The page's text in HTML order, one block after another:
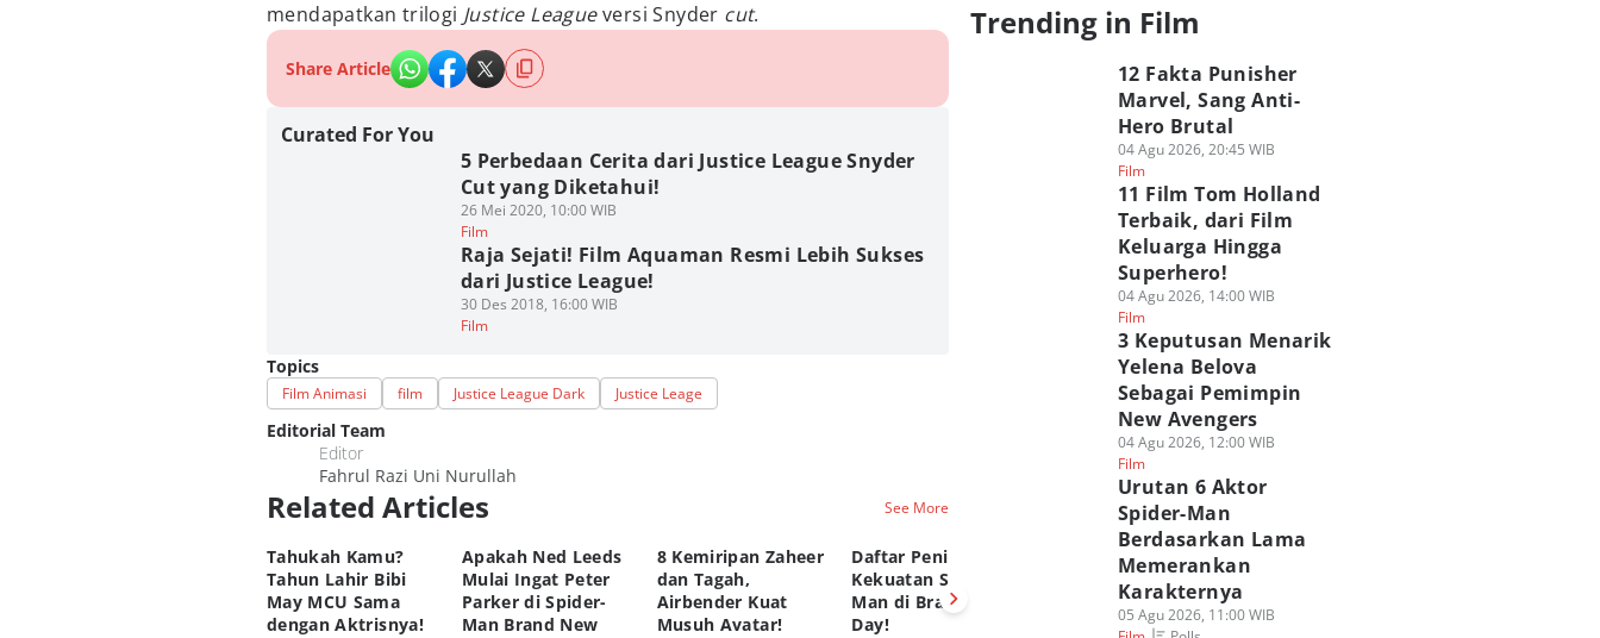
mendapatkan trilogi Justice Leagueversi Snyder cut.
Share Article
Curated For You
5 Perbedaan Cerita dari Justice League Snyder
Cut yang Diketahui!
26 Mei 2020, 10:00 WIB
Film
Raja Sejati! Film Aquaman Resmi Lebih Sukses
dari Justice League!
30 Des 2018, 16:00 WIB
Film
Topics
Film Animasi film Justice League Dark Justice Leage
Editorial Team
Editor
Fahrul Razi Uni Nurullah
Related Articles See More
Tahukah Kamu?
Tahun Lahir Bibi
May MCU Sama
dengan Aktrisnya!
Apakah Ned Leeds
Mulai Ingat Peter
Parker di Spider-
Man Brand New
8 Kemiripan Zaheer
dan Tagah,
Airbender Kuat
Musuh Avatar!
Daftar Peningkatan
Kekuatan Spider-
Man di Brand New
Day!
Kenapa Punisher
Lebih Ramah di
Spider-Man: Brand
New Day? Ini
Membedah Aspek
Kesendirian 3
Spider-Man BND
Trending in Film
12 Fakta Punisher
Marvel, Sang Anti-
Hero Brutal
04 Agu 2026, 20:45 WIB
Film
11 Film Tom Holland
Terbaik, dari Film
Keluarga Hingga
Superhero!
04 Agu 2026, 14:00 WIB
Film
3 Keputusan Menarik
Yelena Belova
Sebagai Pemimpin
New Avengers
04 Agu 2026, 12:00 WIB
Film
Urutan 6 Aktor
Spider-Man
Berdasarkan Lama
Memerankan
Karakternya
05 Agu 2026, 11:00 WIB